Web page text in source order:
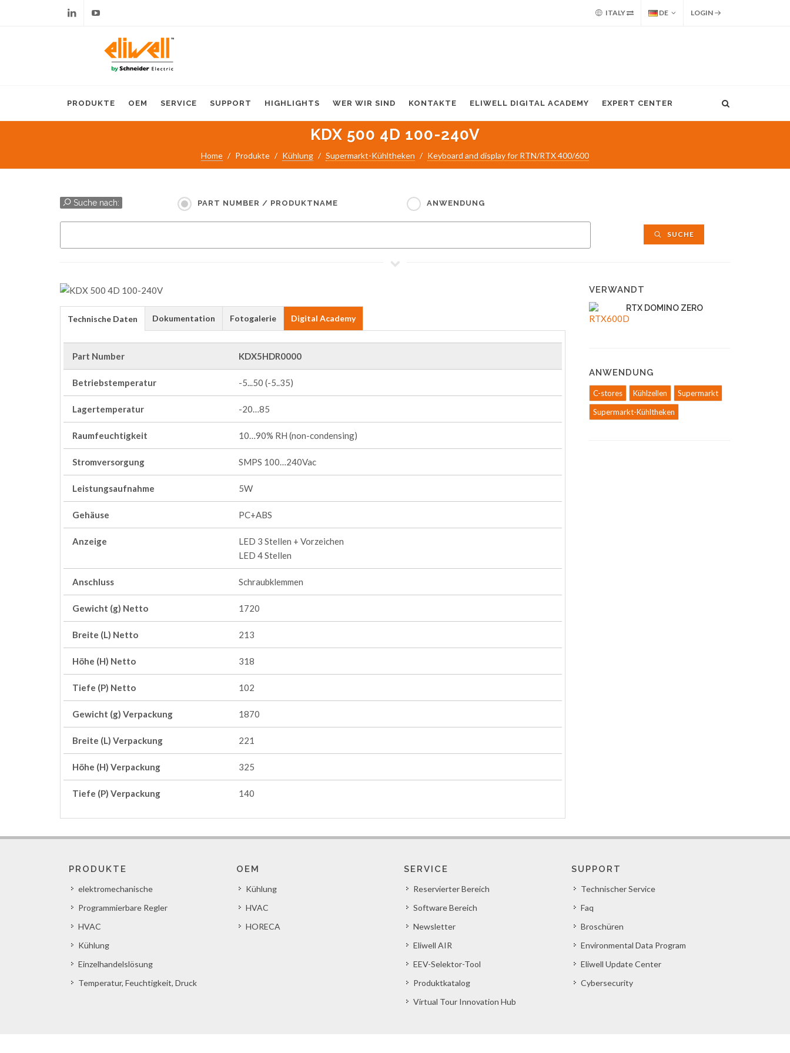
ITALY DE LOGIN
PRODUKTE OEM SERVICE SUPPORT HIGHLIGHTS WER WIR SIND KONTAKTE ELIWELL DIGITAL ACADEMY EXPERT CENTER
KDX 500 4D 100-240V
Home Produkte Kühlung Supermarkt-Kühltheken Keyboard and display for RTN/RTX 400/600
Suche nach: PART NUMBER / PRODUKTNAME ANWENDUNG
SUCHE
Technische Daten Dokumentation Fotogalerie Digital Academy
Part Number KDX5HDR0000
Betriebstemperatur -5...50 (-5..35)
Lagertemperatur -20…85
Raumfeuchtigkeit 10…90% RH (non-condensing)
Stromversorgung SMPS 100…240Vac
Leistungsaufnahme 5W
Gehäuse PC+ABS
Anzeige
LED 3 Stellen + Vorzeichen
LED 4 Stellen
Anschluss Schraubklemmen
Gewicht (g) Netto 1720
Breite (L) Netto 213
Höhe (H) Netto 318
Tiefe (P) Netto 102
Gewicht (g) Verpackung 1870
Breite (L) Verpackung 221
Höhe (H) Verpackung 325
Tiefe (P) Verpackung 140
VERWANDT
RTX DOMINO ZERO
ANWENDUNG
C-stores Kühlzellen
Supermarkt
Supermarkt-Kühltheken
PRODUKTE
elektromechanische
Programmierbare Regler
HVAC
Kühlung
Einzelhandelslösung
Temperatur, Feuchtigkeit, Druck
OEM
Kühlung
HVAC
HORECA
SERVICE
Reservierter Bereich
Software Bereich
Newsletter
Eliwell AIR
EEV-Selektor-Tool
Produktkatalog
Virtual Tour Innovation Hub
SUPPORT
Technischer Service
Faq
Broschüren
Environmental Data Program
Eliwell Update Center
Cybersecurity